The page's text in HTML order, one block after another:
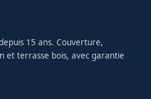
15 ans. Couverture,
et terrasse bois, avec garantie